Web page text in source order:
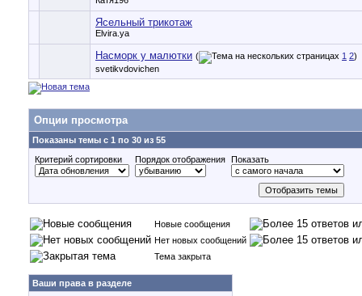
Ясельный трикотаж
Elvira.ya
Насморк у малютки ( 1 2)
svetikvdovichen
Опции просмотра
Показаны темы с 1 по 30 из 55
Критерий сортировки
Порядок отображения Показать
Новые сообщения
Нет новых сообщений
Тема закрыта
Ваши права в разделе